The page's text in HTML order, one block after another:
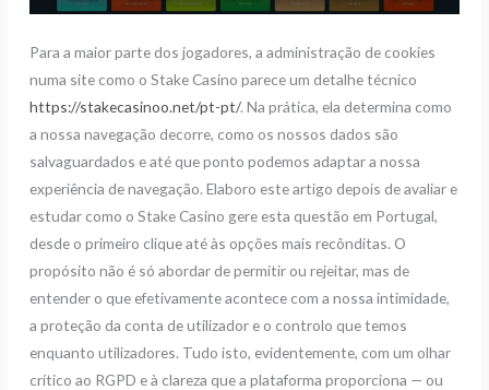
Para a maior parte dos jogadores, a administração de cookies
numa site como o Stake Casino parece um detalhe técnico
https://stakecasinoo.net/pt-pt/. Na prática, ela determina como
a nossa navegação decorre, como os nossos dados são
salvaguardados e até que ponto podemos adaptar a nossa
experiência de navegação. Elaboro este artigo depois de avaliar e
estudar como o Stake Casino gere esta questão em Portugal,
desde o primeiro clique até às opções mais recônditas. O
propósito não é só abordar de permitir ou rejeitar, mas de
entender o que efetivamente acontece com a nossa intimidade,
a proteção da conta de utilizador e o controlo que temos
enquanto utilizadores. Tudo isto, evidentemente, com um olhar
crítico ao RGPD e à clareza que a plataforma proporciona — ou